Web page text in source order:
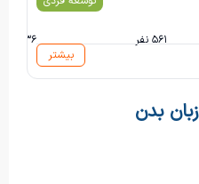
۵۶۱ نفر
۵۳۶ ساعت و ۳۸ دقیقه
بیشتر
بدن